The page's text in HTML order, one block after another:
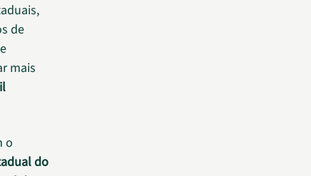
de
mais
o
do